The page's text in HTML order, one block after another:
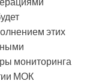
этих
мониторинга
МОК